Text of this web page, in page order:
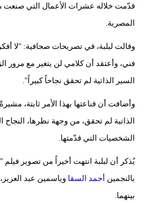
قدّمت خلاله عشرات الأعمال التي صنعت
المصرية.
وقالت لبلبة، في تصريحات صحافية: "لا
فني، وأعتقد أن كلامي لن يتغير مع مرور
السير الذاتية لم تحقق نجاحاً كبيراً".
وأضافت أن قناعتها بهذا الأمر ثابتة،
الذاتية لم تحقق، من وجهة نظرها، النجاح
الشخصيات التي قدّمتها.
يُذكر أن لبلبة انتهت أخيراً من تصوير
بالنجمين أحمد السقاوياسمين عبد
بينهما.